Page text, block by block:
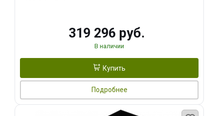
319 296 руб.
В наличии
Купить
Подробнее